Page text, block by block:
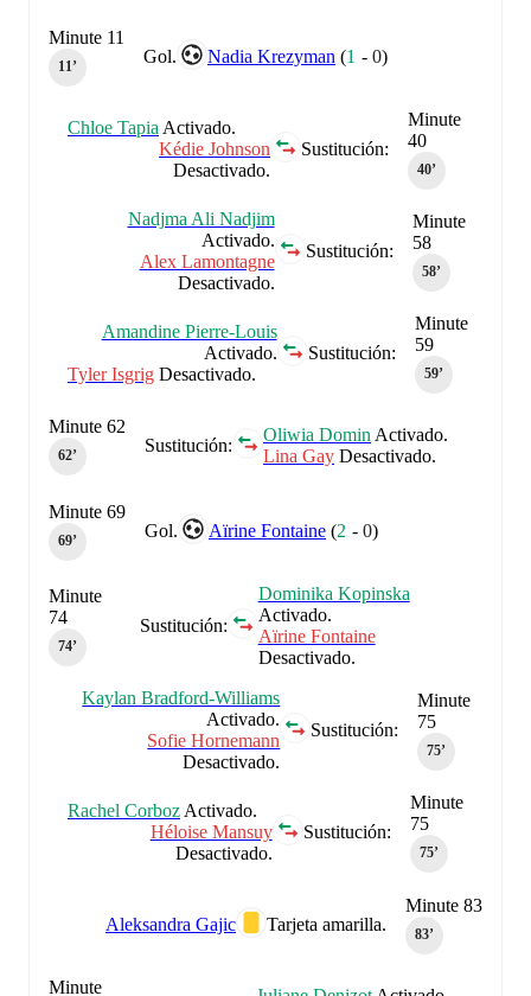
Gol. Nadia Krezyman (1 -0)
Minute 11
11‎’‎
Minute
40
40‎’‎
Sustitución:
Chloe Tapia Activado.
Kédie Johnson
Desactivado.
Minute
58
58‎’‎
Sustitución:
Nadjma Ali Nadjim
Activado.
Alex Lamontagne
Desactivado.
Minute
59
59‎’‎
Sustitución:
Amandine Pierre-Louis
Activado.
Tyler Isgrig Desactivado.
Sustitución:
Oliwia Domin Activado.
Lina Gay Desactivado.
Minute 62
62‎’‎
Gol. Aïrine Fontaine (2 -0)
Minute 69
69‎’‎
Sustitución:
Dominika Kopinska
Activado.
Aïrine Fontaine
Desactivado.
Minute
74
74‎’‎
Minute
75
75‎’‎
Sustitución:
Kaylan Bradford-Williams
Activado.
Sofie Hornemann
Desactivado.
Minute
75
75‎’‎
Sustitución:
Rachel Corboz Activado.
Héloise Mansuy
Desactivado.
Minute 83
83‎’‎
Tarjeta amarilla.
Aleksandra Gajic
Minute